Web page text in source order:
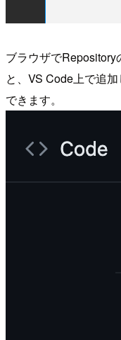
ブラウザでRepository
と、VS Code上で追
できます。